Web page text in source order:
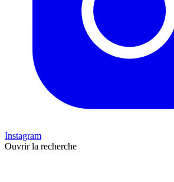
Instagram
Ouvrir la recherche